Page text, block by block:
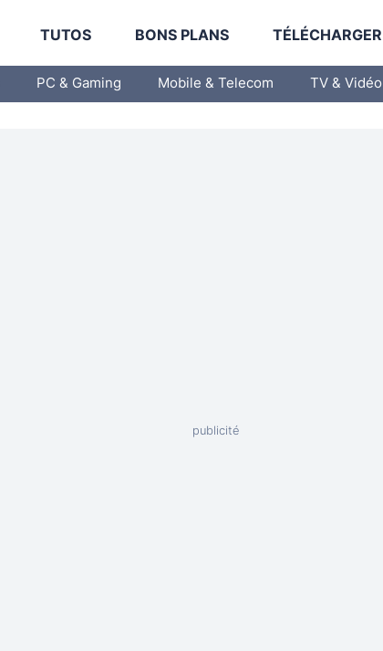
TUTOS BONS PLANS TÉLÉCHARGER
PC & Gaming Mobile & Telecom TV & Vidéo